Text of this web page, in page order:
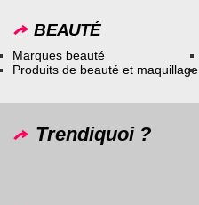
BEAUTÉ
Marques beauté
Produits de beauté et maquillage
Trendiquoi ?